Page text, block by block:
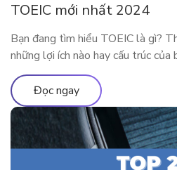
TOEIC mới nhất 2024
Bạn đang tìm hiểu TOEIC là gì?
những lợi ích nào hay cấu trúc của
độc giả theo chân ELSA
chứng chỉ TOEIC 2024 nhé!
học tiếng Anh […]
Đọc ngay